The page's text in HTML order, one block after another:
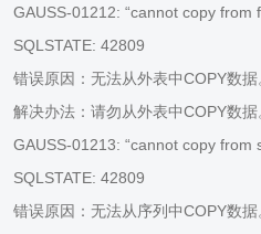
GAUSS-01212: “cannot copy from
SQLSTATE: 42809
错误原因：无法从外表中COPY数据
解决办法：请勿从外表中COPY数据
GAUSS-01213: “cannot copy from
SQLSTATE: 42809
错误原因：无法从序列中COPY数据